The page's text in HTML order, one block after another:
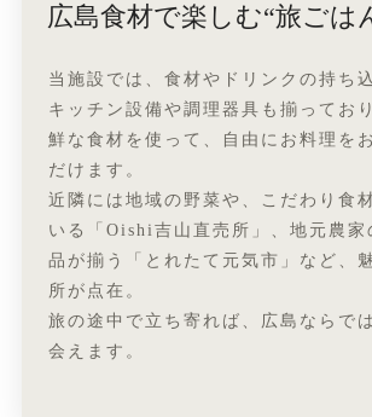
広島食材で楽しむ“旅ごは
当施設では、食材やドリンクの持ち
キッチン設備や調理器具も揃ってお
鮮な食材を使って、自由にお料理を
だけます。
近隣には地域の野菜や、こだわり食
いる「Oishi吉山直売所」、地元農家
品が揃う「とれたて元気市」など、
所が点在。
旅の途中で立ち寄れば、広島ならで
会えます。